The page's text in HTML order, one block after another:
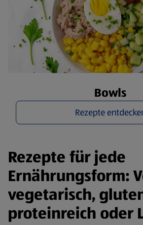
Bowls
Rezepte
Rezepte für jede
Ernährungsform:
vegetarisch,
proteinreich oder